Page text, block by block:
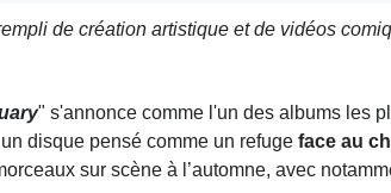
de création artistique et de vidéos
" s'annonce comme l'un des albums les
un disque pensé comme un refuge face au
sur scène à l’automne, avec